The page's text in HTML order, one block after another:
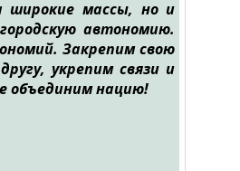
широкие массы, но и
автономию.
Закрепим свою
укрепим связи и
объединим нацию!